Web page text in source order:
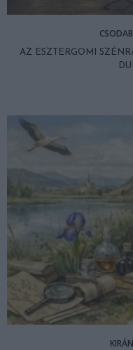
AZ ESZTERGOMI